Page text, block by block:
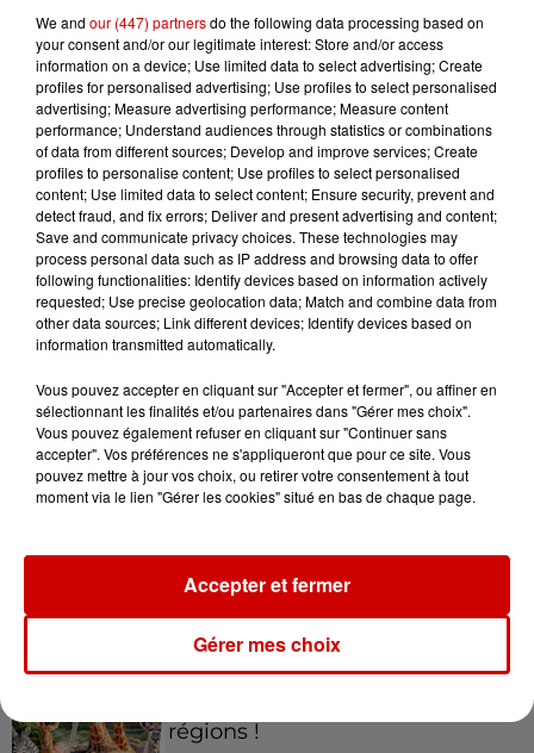
7 août 2026
Pape Léon XIV en France : quel
est son programme ?
7 août 2026
Limoges : un bébé d'un mois
blessé dans un incendie, un
appartement...
Jeux Voir plus
à Coulon !
Le Duel - Gagnez vos entrées
régions !
We and our (447) partnersdo the following data processing based on
your consent and/or our legitimate interest: Store and/or access
information on a device; Use limited data to select advertising; Create
profiles for personalised advertising; Use profiles to select personalised
advertising; Measure advertising performance; Measure content
performance; Understand audiences through statistics or combinations
of data from different sources; Develop and improve services; Create
profiles to personalise content; Use profiles to select personalised
content; Use limited data to select content; Ensure security, prevent and
detect fraud, and fix errors; Deliver and present advertising and content;
Save and communicate privacy choices. These technologies may
process personal data such as IP address and browsing data to offer
following functionalities: Identify devices based on information actively
requested; Use precise geolocation data; Match and combine data from
other data sources; Link different devices; Identify devices based on
information transmitted automatically.
Vous pouvez accepter en cliquant sur "Accepter et fermer", ou affiner en
sélectionnant les finalités et/ou partenaires dans "Gérer mes choix".
Vous pouvez également refuser en cliquant sur "Continuer sans
accepter". Vos préférences ne s'appliqueront que pour ce site. Vous
pouvez mettre à jour vos choix, ou retirer votre consentement à tout
moment via le lien "Gérer les cookies" situé en bas de chaque page.
Gérer mes choix
Accepter et fermer